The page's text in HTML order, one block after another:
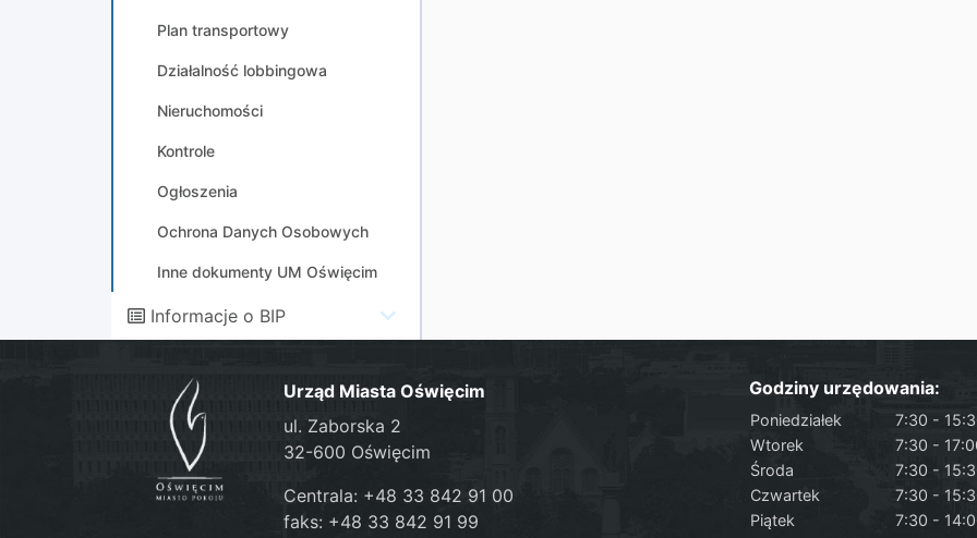
Plan transportowy
Działalność lobbingowa
Nieruchomości
Kontrole
Ogłoszenia
Ochrona Danych Osobowych
Inne dokumenty UM Oświęcim
Informacje o BIP
Urząd Miasta Oświęcim
ul. Zaborska 2
32-600 Oświęcim
Centrala: +48 33 842 91 00
faks: +48 33 842 91 99
Godziny urzędowania:
Poniedziałek
7:30 -
Wtorek
7:30 -
Środa
7:30 -
Czwartek
7:30 -
Piątek
7:30 -